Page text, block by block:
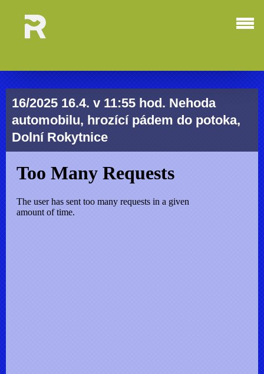
16/2025 16.4. v 11:55 hod. Nehoda
automobilu, hrozící pádem do potoka,
Dolní Rokytnice